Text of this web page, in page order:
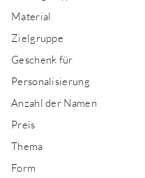
Material
Zielgruppe
Geschenk für
Personalisierung
Anzahl der Namen
Preis
Thema
Form